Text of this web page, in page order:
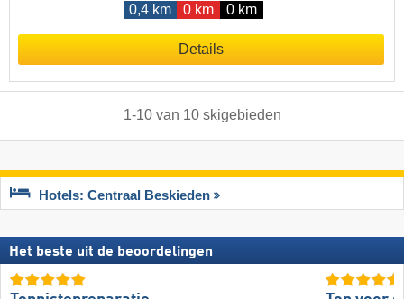
0,4 km
0 km 0 km
Details
1-10van 10 skigebieden
Hotels: Centraal Beskieden
Het beste uit de beoordelingen